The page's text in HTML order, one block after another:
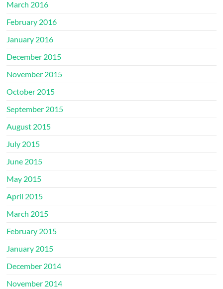
March 2016
February 2016
January 2016
December 2015
November 2015
October 2015
September 2015
August 2015
July 2015
June 2015
May 2015
April 2015
March 2015
February 2015
January 2015
December 2014
November 2014